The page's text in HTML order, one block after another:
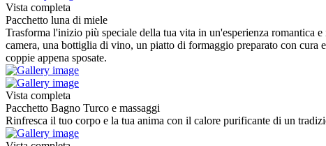
Vista completa
Pacchetto luna di miele
Trasforma l'inizio più speciale della tua vita in un'esperienza romantica
camera, una bottiglia di vino, un piatto di formaggio preparato con
coppie appena sposate.
Vista completa
Pacchetto Bagno Turco e massaggi
Rinfresca il tuo corpo e la tua anima con il calore purificante di un